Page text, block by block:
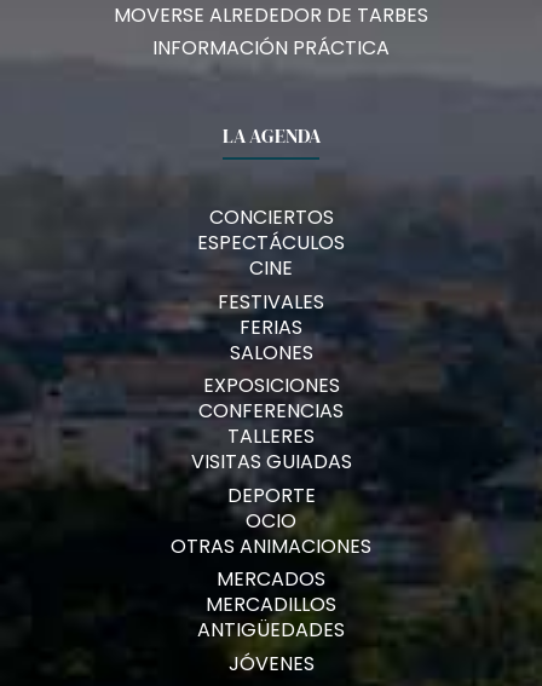
MOVERSE ALREDEDOR DE TARBES
INFORMACIÓN PRÁCTICA
LA AGENDA
CONCIERTOS
ESPECTÁCULOS
CINE
FESTIVALES
FERIAS
SALONES
EXPOSICIONES
CONFERENCIAS
TALLERES
VISITAS GUIADAS
DEPORTE
OCIO
OTRAS ANIMACIONES
MERCADOS
MERCADILLOS
ANTIGÜEDADES
JÓVENES